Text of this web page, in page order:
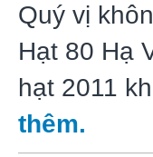
Quý vị
Hạt 80 Hạ
hạt 2011
thêm.